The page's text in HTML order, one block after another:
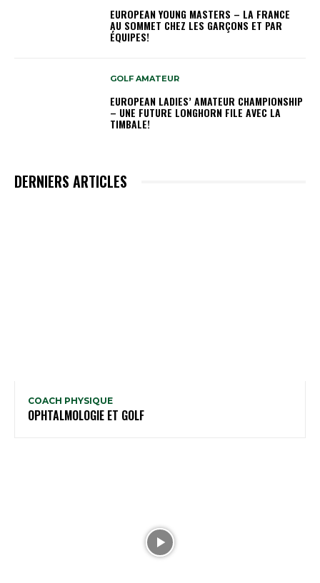
EUROPEAN YOUNG MASTERS – LA FRANCE
AU SOMMET CHEZ LES GARÇONS ET PAR
ÉQUIPES!
GOLF AMATEUR
EUROPEAN LADIES’ AMATEUR CHAMPIONSHIP
– UNE FUTURE LONGHORN FILE AVEC LA
TIMBALE!
DERNIERS ARTICLES
COACH PHYSIQUE
OPHTALMOLOGIE ET GOLF